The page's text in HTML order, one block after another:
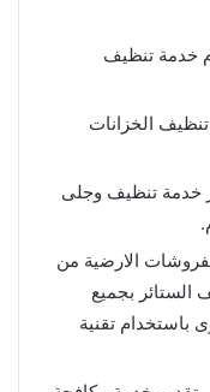
خدمة تنظيف
الخزانات
خدمة تنظيف وجلى
الارضية من
الستائر بجميع
باستخدام تقنية